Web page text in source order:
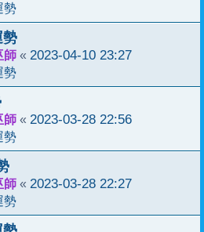
勢
勢
師 « 2023-04-10 23:27
勢
師 « 2023-03-28 22:56
勢
師 « 2023-03-28 22:27
勢